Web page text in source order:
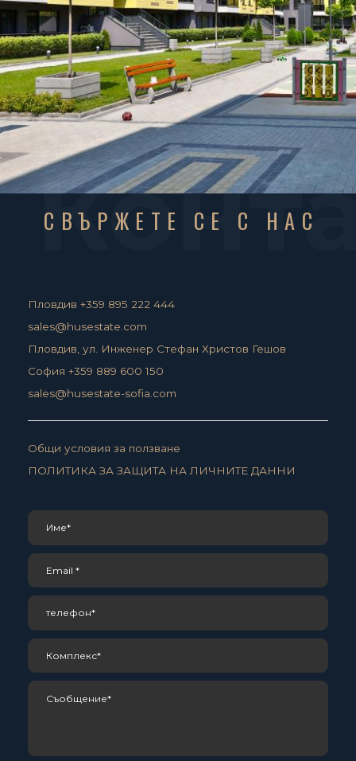
СВЪРЖЕТЕ СЕ С НАС
Пловдив +359 895 222 444
sales@husestate.com
Пловдив, ул. Инженер Стефан Христов Гешов
София +359 889 600 150
sales@husestate-sofia.com
Общи условия за ползване
ПОЛИТИКА ЗА ЗАЩИТА НА ЛИЧНИТЕ ДАННИ